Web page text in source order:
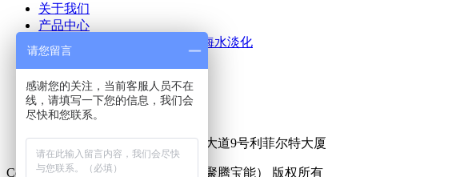
关于我们
产品中心
空气除尘
海水淡化
应用案例
公司新闻 行业新闻
联系我们
公司地址：新乡市牧野区宏力大道9号利菲尔特大厦
Copyright © 2025 利菲尔特（商标：聚腾宝能） 版权所有
请您留言
感谢您的关注，当前客服人员不在
线，请填写一下您的信息，我们会
尽快和您联系。